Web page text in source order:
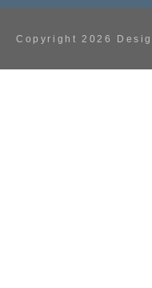
Copyright 2026